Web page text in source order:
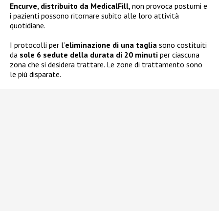
Encurve, distribuito da MedicalFill , non provoca postumi e
i pazienti possono ritornare subito alle loro attività
quotidiane.
I protocolli per l’eliminazione di una taglia sono costituiti
da sole 6 sedute della durata di 20 minuti per ciascuna
zona che si desidera trattare. Le zone di trattamento sono
le più disparate.